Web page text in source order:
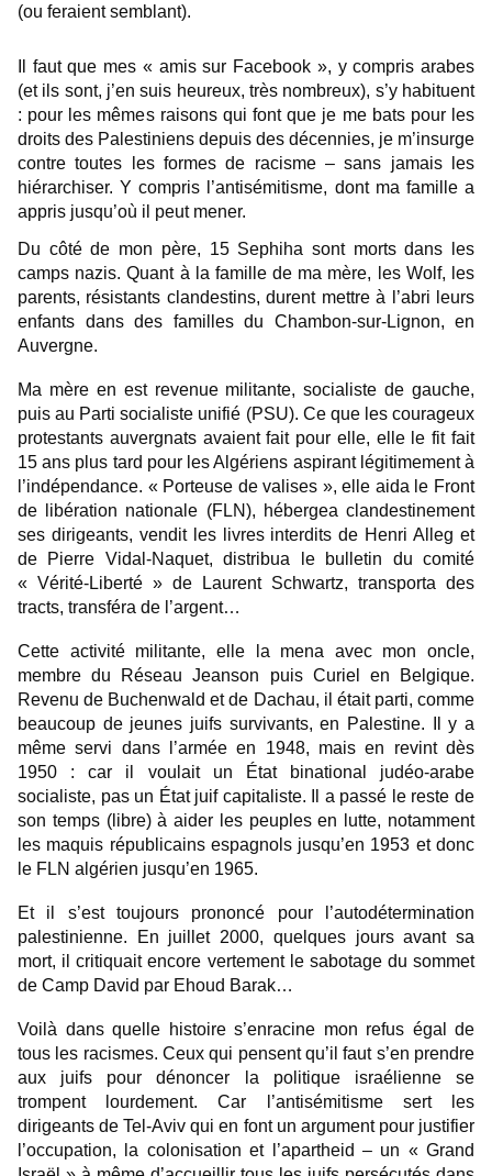
(ou feraient semblant).
Il faut que mes « amis sur Facebook », y compris arabes
(et ils sont, j’en suis heureux, très nombreux), s’y habituent
: pour les mêmes raisons qui font que je me bats pour les
droits des Palestiniens depuis des décennies, je m’insurge
contre toutes les formes de racisme – sans jamais les
hiérarchiser. Y compris l’antisémitisme, dont ma famille a
appris jusqu’où il peut mener.
Du côté de mon père, 15 Sephiha sont morts dans les
camps nazis. Quant à la famille de ma mère, les Wolf, les
parents, résistants clandestins, durent mettre à l’abri leurs
enfants dans des familles du Chambon-sur-Lignon, en
Auvergne.
Ma mère en est revenue militante, socialiste de gauche,
puis au Parti socialiste unifié (PSU). Ce que les courageux
protestants auvergnats avaient fait pour elle, elle le fit fait
15 ans plus tard pour les Algériens aspirant légitimement à
l’indépendance. « Porteuse de valises », elle aida le Front
de libération nationale (FLN), hébergea clandestinement
ses dirigeants, vendit les livres interdits de Henri Alleg et
de Pierre Vidal-Naquet, distribua le bulletin du comité
« Vérité-Liberté » de Laurent Schwartz, transporta des
tracts, transféra de l’argent…
Cette activité militante, elle la mena avec mon oncle,
membre du Réseau Jeanson puis Curiel en Belgique.
Revenu de Buchenwald et de Dachau, il était parti, comme
beaucoup de jeunes juifs survivants, en Palestine. Il y a
même servi dans l’armée en 1948, mais en revint dès
1950 : car il voulait un État binational judéo-arabe
socialiste, pas un État juif capitaliste. Il a passé le reste de
son temps (libre) à aider les peuples en lutte, notamment
les maquis républicains espagnols jusqu’en 1953 et donc
le FLN algérien jusqu’en 1965.
Et il s’est toujours prononcé pour l’autodétermination
palestinienne. En juillet 2000, quelques jours avant sa
mort, il critiquait encore vertement le sabotage du sommet
de Camp David par Ehoud Barak…
Voilà dans quelle histoire s’enracine mon refus égal de
tous les racismes. Ceux qui pensent qu’il faut s’en prendre
aux juifs pour dénoncer la politique israélienne se
trompent lourdement. Car l’antisémitisme sert les
dirigeants de Tel-Aviv qui en font un argument pour justifier
l’occupation, la colonisation et l’apartheid – un « Grand